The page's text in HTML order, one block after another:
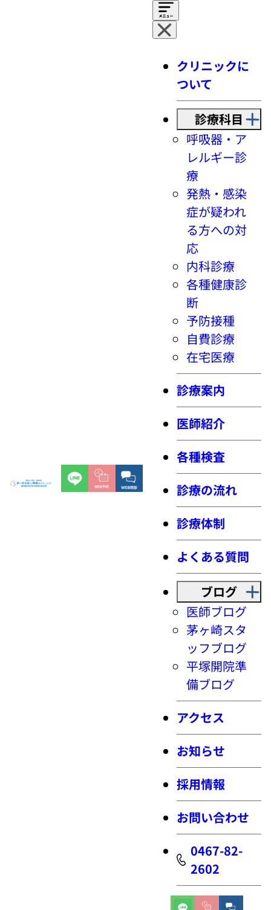
クリニックに
ついて
診療科目
呼吸器・ア
レルギー診
療
発熱・感染
症が疑われ
る方への対
応
内科診療
各種健康診
断
予防接種
自費診療
在宅医療
診療案内
医師紹介
各種検査
診療の流れ
診療体制
よくある質問
ブログ
医師ブログ
茅ヶ崎スタ
ッフブログ
平塚開院準
備ブログ
アクセス
お知らせ
採用情報
お問い合わせ
0467-82-
2602